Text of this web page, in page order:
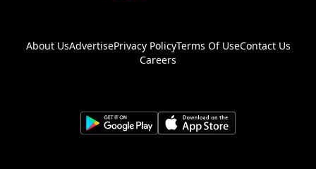
About UsAdvertisePrivacy PolicyTerms Of UseContact Us
Careers